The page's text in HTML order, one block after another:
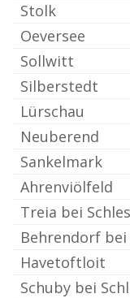
Stolk
Oeversee
Sollwitt
Silberstedt
Lürschau
Neuberend
Sankelmark
Ahrenviölfeld
Treia bei
Behrendorf bei
Havetoftloit
Schuby bei